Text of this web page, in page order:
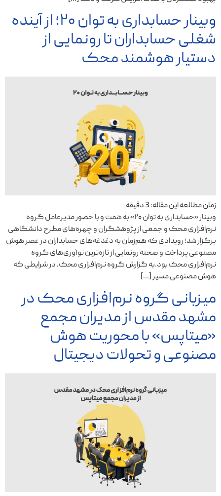
وبینار حسابداری به توان ۲۰؛ از آینده
شغلی حسابداران تا رونمایی از
دستیار هوشمند محک
زمان مطالعه این مقاله:3دقیقه
وبینار «حسابداری به توان ۲۰» به همت و با حضور مدیرعامل گروه
نرم‌افزاری محک و جمعی از پژوهشگران و چهره‌های مطرح دانشگاهی
برگزار شد؛ رویدادی که هم‌زمان به دغدغه‌های حسابداران در عصر هوش
مصنوعی پرداخت و صحنه رونمایی از تازه‌ترین نوآوری‌های گروه
نرم‌افزاری محک بود.به گزارش گروه نرم‌افزاری محک، در شرایطی که
هوش مصنوعی مسیر […]
میزبانی گروه نرم‌افزاری محک در
مشهد مقدس از مدیران مجمع
«میتاپس» با محوریت هوش
مصنوعی و تحولات دیجیتال